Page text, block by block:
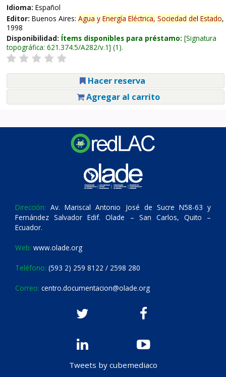
Idioma: Español
Editor: Buenos Aires: Agua y Energía Eléctrica, Sociedad del Estado,
1998
Disponibilidad: Ítems disponibles para préstamo: Signatura
topográfica: 621.374.5/A282/v.1 (1).
Hacer reserva
Agregar al carrito
Dirección: Av. Mariscal Antonio José de Sucre N58-63 y
Fernández Salvador Edif. Olade – San Carlos, Quito –
Ecuador.
Web: www.olade.org
Teléfono: (593 2) 259 8122 / 2598 280
Correo: centro.documentacion@olade.org
Tweets by cubemediaco